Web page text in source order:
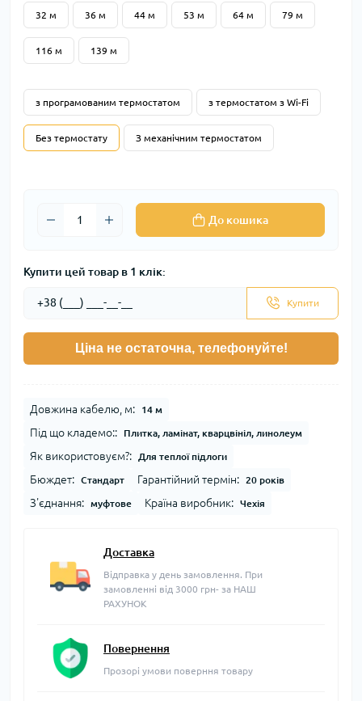
32 м 36 м 44 м 53 м 64 м 79 м
116 м 139 м
з програмованим термостатом з термостатом з Wi-Fi
Без термостату З механічним термостатом
До кошика
Купити цей товар в 1 клік:
Купити
Ціна не остаточна, телефонуйте!
Довжина кабелю, м: 14 м
Під що кладемо:: Плитка, ламінат, кварцвініл, линолеум
Як використовуєм?: Для теплої підлоги
Бюждет: Стандарт Гарантійний термін: 20 років
З'єднання: муфтове Країна виробник: Чехія
Доставка
Відправка у день замовлення. При
замовленні від 3000 грн- за НАШ
РАХУНОК
Повернення
Прозорі умови поверння товару